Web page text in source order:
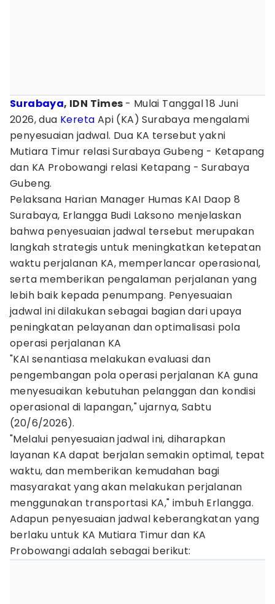
Surabaya, IDN Times - Mulai Tanggal 18 Juni
2026, dua Kereta Api (KA) Surabaya mengalami
penyesuaian jadwal. Dua KA tersebut yakni
Mutiara Timur relasi Surabaya Gubeng - Ketapang
dan KA Probowangi relasi Ketapang - Surabaya
Gubeng.
Pelaksana Harian Manager Humas KAI Daop 8
Surabaya, Erlangga Budi Laksono menjelaskan
bahwa penyesuaian jadwal tersebut merupakan
langkah strategis untuk meningkatkan ketepatan
waktu perjalanan KA, memperlancar operasional,
serta memberikan pengalaman perjalanan yang
lebih baik kepada penumpang. Penyesuaian
jadwal ini dilakukan sebagai bagian dari upaya
peningkatan pelayanan dan optimalisasi pola
operasi perjalanan KA
"KAI senantiasa melakukan evaluasi dan
pengembangan pola operasi perjalanan KA guna
menyesuaikan kebutuhan pelanggan dan kondisi
operasional di lapangan," ujarnya, Sabtu
(20/6/2026).
"Melalui penyesuaian jadwal ini, diharapkan
layanan KA dapat berjalan semakin optimal, tepat
waktu, dan memberikan kemudahan bagi
masyarakat yang akan melakukan perjalanan
menggunakan transportasi KA," imbuh Erlangga.
Adapun penyesuaian jadwal keberangkatan yang
berlaku untuk KA Mutiara Timur dan KA
Probowangi adalah sebagai berikut: